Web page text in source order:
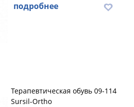
подробнее
Терапевтическая обувь 09-114
Sursil-Ortho